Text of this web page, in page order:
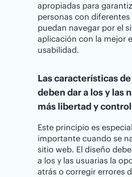
apropiadas para
personas con diferentes
puedan navegar por el
aplicación con la mejor
usabilidad.
Las características
deben dar a los y las
más libertad y control
Este principio es
importante cuando se
sitio web. El diseño
a los y las usuarias la
atrás o corregir errores